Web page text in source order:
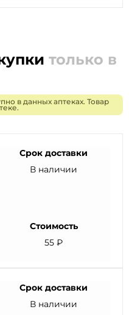
только в
в данных аптеках. Товар
Срок доставки
В наличии
Стоимость
55 ₽
Срок доставки
В наличии